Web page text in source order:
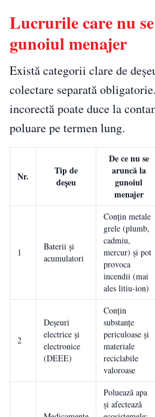
Lucrurile care nu
gunoiul menajer
Există categorii clare de
colectare separată
incorectă poate duce la
poluare pe termen lung.
Nr.
Tip de
deșeu
De ce nu se
aruncă la
gunoiul
menajer
1
Baterii și
acumulatori
Conțin metale
grele (plumb,
cadmiu,
mercur) și pot
provoca
incendii (mai
ales litiu-ion)
2
Deșeuri
electrice și
electronice
(DEEE)
Conțin
substanțe
periculoase și
materiale
reciclabile
valoroase
Poluează apa
și afectează